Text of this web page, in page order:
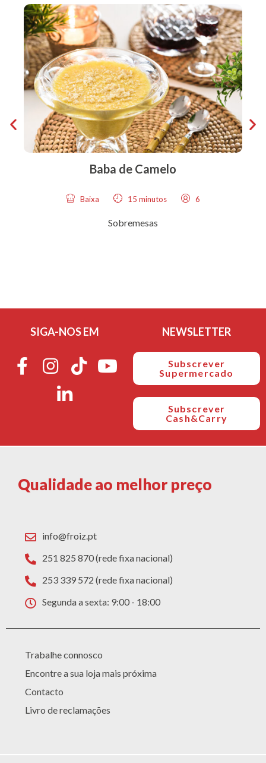
Baba de Camelo
Baixa 15 minutos 6
Sobremesas
SIGA-NOS EM NEWSLETTER
Subscrever
Supermercado
Subscrever
Cash&Carry
Qualidade ao melhor preço
info@froiz.pt
251 825 870 (rede fixa nacional)
253 339 572 (rede fixa nacional)
Segunda a sexta: 9:00 - 18:00
Trabalhe connosco
Encontre a sua loja mais próxima
Contacto
Livro de reclamações